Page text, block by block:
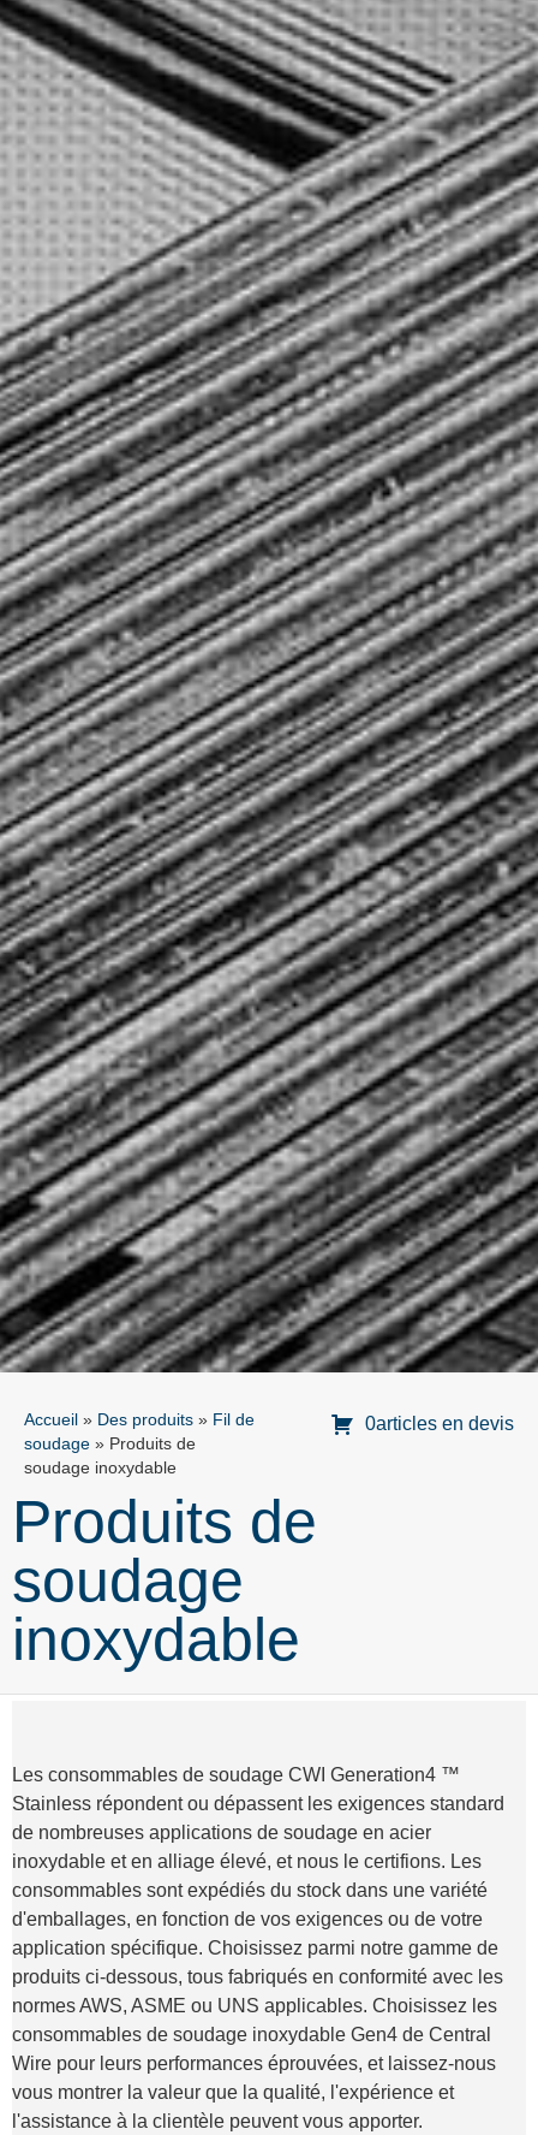
Accueil » Des produits » Fil de
soudage » Produits de
soudage inoxydable
0articles en devis
Produits de
soudage
inoxydable
Les consommables de soudage CWI Generation4 ™
Stainless répondent ou dépassent les exigences standard
de nombreuses applications de soudage en acier
inoxydable et en alliage élevé, et nous le certifions. Les
consommables sont expédiés du stock dans une variété
d'emballages, en fonction de vos exigences ou de votre
application spécifique. Choisissez parmi notre gamme de
produits ci-dessous, tous fabriqués en conformité avec les
normes AWS, ASME ou UNS applicables. Choisissez les
consommables de soudage inoxydable Gen4 de Central
Wire pour leurs performances éprouvées, et laissez-nous
vous montrer la valeur que la qualité, l'expérience et
l'assistance à la clientèle peuvent vous apporter.